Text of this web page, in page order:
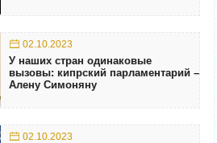
02.10.2023
У наших стран одинаковые
вызовы: кипрский парламентарий –
Алену Симоняну
02.10.2023